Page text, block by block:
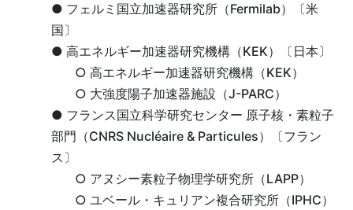
● フェルミ国立加速器研究所（Fermilab）〔米
国〕
● 高エネルギー加速器研究機構（KEK）〔日本〕
○ 高エネルギー加速器研究機構（KEK）
○ 大強度陽子加速器施設（J-PARC）
● フランス国立科学研究センター 原子核・素粒子
部門（CNRS Nucléaire & Particules）〔フラン
ス〕
○ アヌシー素粒子物理学研究所（LAPP）
○ ユベール・キュリアン複合研究所（IPHC）